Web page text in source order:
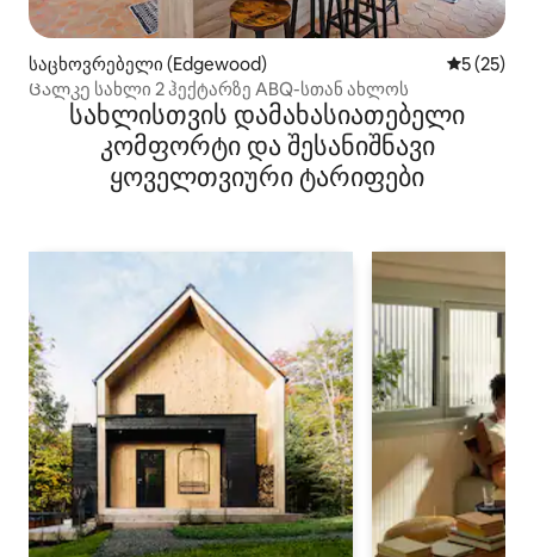
საცხოვრებელი (Edgewood) საშუალო
5 (25)
Ცალკე სახლი 2 ჰექტარზე ABQ-სთან ახლოს
სახლისთვის დამახასიათებელი
კომფორტი და შესანიშნავი
ყოველთვიური ტარიფები